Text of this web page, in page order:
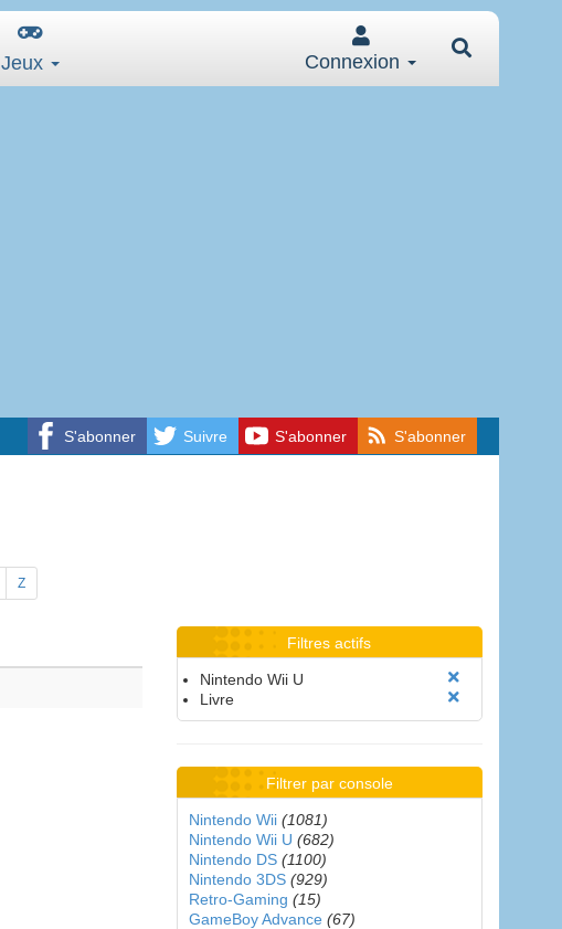
Jeux Connexion
S'abonner Suivre S'abonner S'abonner
Z
Filtres actifs
Nintendo Wii U
Livre
Filtrer par console
Nintendo Wii (1081)
Nintendo Wii U (682)
Nintendo DS (1100)
Nintendo 3DS (929)
Retro-Gaming (15)
GameBoy Advance (67)